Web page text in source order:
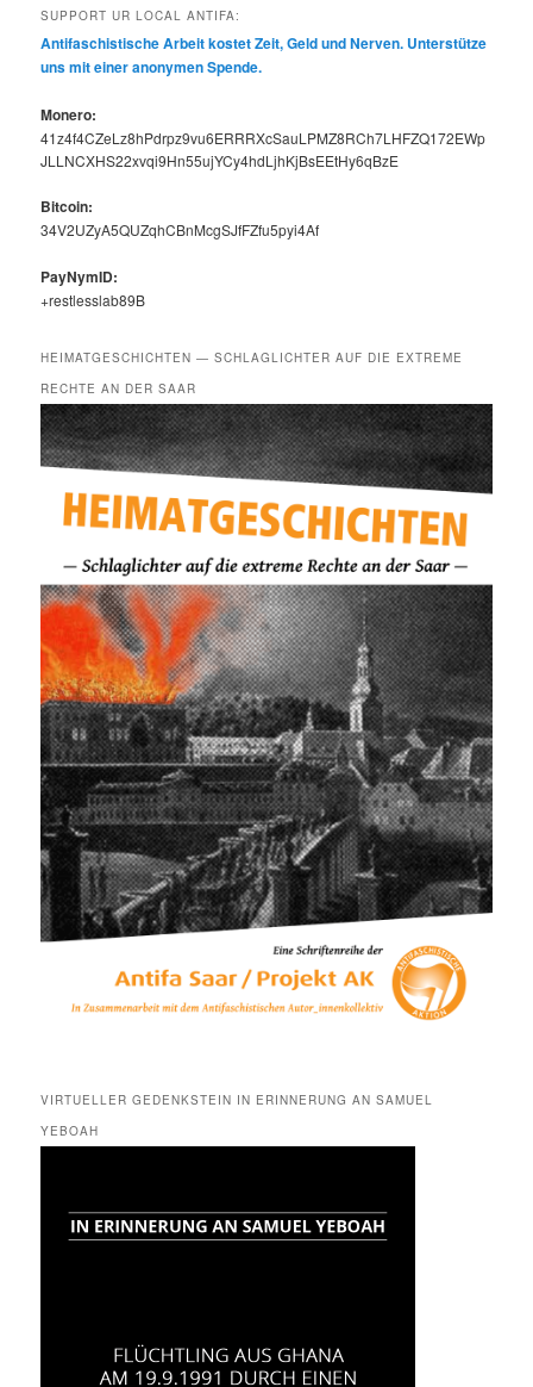
SUPPORT UR LOCAL ANTIFA:
Antifaschis­tis­che Arbeit kostet Zeit, Geld und Ner­ven. Unter­stütze
uns mit ein­er anony­men Spende.
Mon­ero:
41z4f4CZeLz8hPdrpz9vu6ERRRXcSauLPMZ8RCh7LHFZQ172EWp
JLLNCXHS22xvqi9Hn55ujYCy4hdLjhKjBsEEtHy6qBzE
Bit­coin:
34V2UZyA5QUZqhCBnMcgSJfFZfu5pyi4Af
PayNymID:
+restlesslab89B
HEIMATGESCHICHTEN — SCHLAGLICHTER AUF DIE EXTREME
RECHTE AN DER SAAR
VIRTUELLER GEDENKSTEIN IN ERINNERUNG AN SAMUEL
YEBOAH